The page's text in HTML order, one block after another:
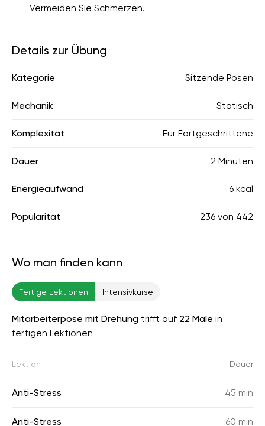
Vermeiden Sie Schmerzen.
Details zur Übung
Kategorie Sitzende Posen
Mechanik Statisch
Komplexität Für Fortgeschrittene
Dauer 2 Minuten
Energieaufwand 6 kcal
Popularität 236 von 442
Wo man finden kann
Fertige Lektionen Intensivkurse
Mitarbeiterpose mit Drehung trifft auf 22 Male in
fertigen Lektionen
Lektion Dauer
Anti-Stress 45 min
Anti-Stress 60 min